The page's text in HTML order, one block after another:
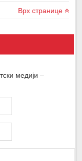
Врх странице
медији –